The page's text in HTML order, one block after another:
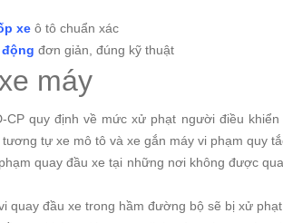
xe ô tô chuẩn xác
đơn giản, đúng kỹ thuật
máy
CP quy định về mức xử phạt người điều
tự xe mô tô và xe gắn máy vi phạm quy
quay đầu xe tại những nơi không được
quay đầu xe trong hầm đường bộ sẽ bị xử